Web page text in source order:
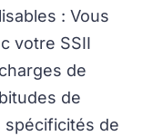
: Vous
votre SSII
de
de
spécificités de